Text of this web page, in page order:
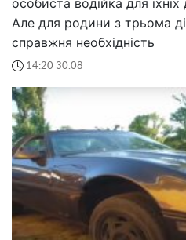
особиста водійка для
Але для родини з трьома
справжня необхідність
14:20 30.08